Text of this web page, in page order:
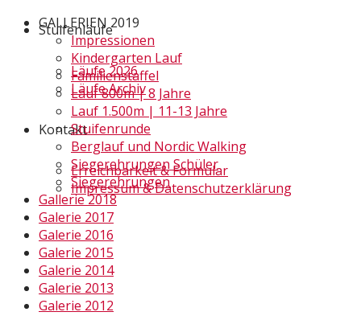
Stuifenläufe
Läufe 2026
Läufe Archiv
Kontakt
Erreichbarkeit & Formular
Impressum & Datenschutzerklärung
GALLERIEN 2019
Impressionen
Kindergarten Lauf
Familienstaffel
Lauf 800m | 8 Jahre
Lauf 1.500m | 11-13 Jahre
Stuifenrunde
Berglauf und Nordic Walking
Siegerehrungen Schüler
Siegerehrungen
Gallerie 2018
Galerie 2017
Galerie 2016
Galerie 2015
Galerie 2014
Galerie 2013
Galerie 2012